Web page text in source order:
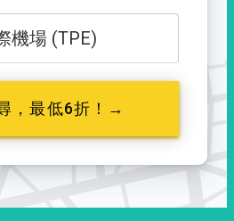
機場 (TPE)
，最低6折！→